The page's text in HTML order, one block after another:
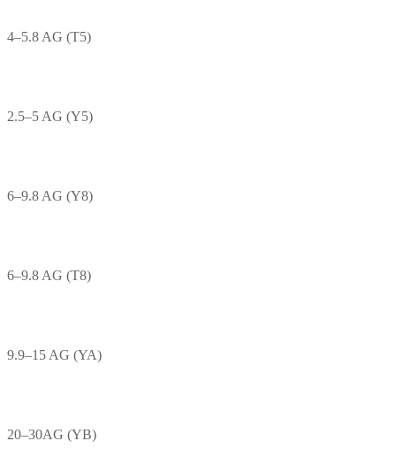
4–5.8 AG (T5)
2.5–5 AG (Y5)
6–9.8 AG (Y8)
6–9.8 AG (T8)
9.9–15 AG (YA)
20–30AG (YB)